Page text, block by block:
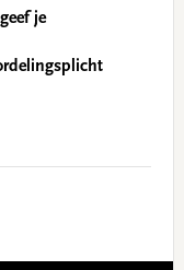
je